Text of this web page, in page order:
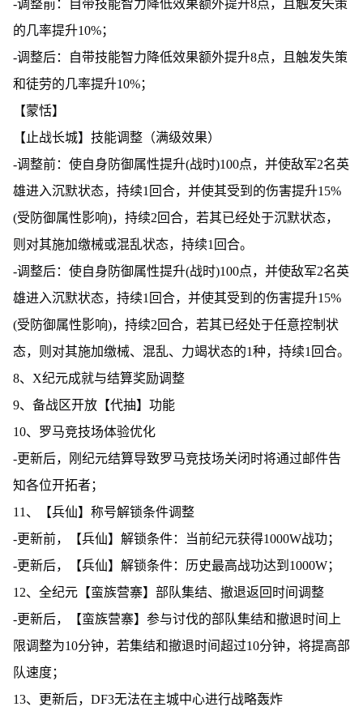
-调整前：自带技能智力降低效果额外提升8点，且触发失策
的几率提升10%；
-调整后：自带技能智力降低效果额外提升8点，且触发失策
和徒劳的几率提升10%；
【蒙恬】
【止战长城】技能调整（满级效果）
-调整前：使自身防御属性提升(战时)100点，并使敌军2名英
雄进入沉默状态，持续1回合，并使其受到的伤害提升15%
(受防御属性影响)，持续2回合，若其已经处于沉默状态，
则对其施加缴械或混乱状态，持续1回合。
-调整后：使自身防御属性提升(战时)100点，并使敌军2名英
雄进入沉默状态，持续1回合，并使其受到的伤害提升15%
(受防御属性影响)，持续2回合，若其已经处于任意控制状
态，则对其施加缴械、混乱、力竭状态的1种，持续1回合。
8、X纪元成就与结算奖励调整
9、备战区开放【代抽】功能
10、罗马竞技场体验优化
-更新后，刚纪元结算导致罗马竞技场关闭时将通过邮件告
知各位开拓者；
11、【兵仙】称号解锁条件调整
-更新前，【兵仙】解锁条件：当前纪元获得1000W战功；
-更新后，【兵仙】解锁条件：历史最高战功达到1000W；
12、全纪元【蛮族营寨】部队集结、撤退返回时间调整
-更新后，【蛮族营寨】参与讨伐的部队集结和撤退时间上
限调整为10分钟，若集结和撤退时间超过10分钟，将提高部
队速度；
13、更新后，DF3无法在主城中心进行战略轰炸